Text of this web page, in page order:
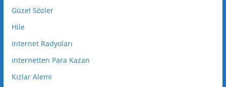
Güzel Sözler
Hile
Internet Radyoları
internetten Para Kazan
Kızlar Alemi